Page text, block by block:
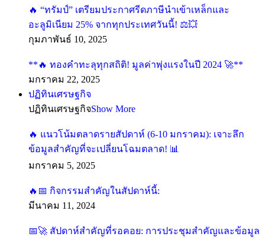
🔥 “ทรัมป์” เตรียมประกาศรีดภาษีนำเข้าเหล็กและ
อะลูมิเนียม 25% จากทุกประเทศวันนี้! ⚖️💥
กุมภาพันธ์ 10, 2025
**🔥 ทองคำทะลุทุกสถิติ! มูลค่าพุ่งแรงในปี 2024 🚀**
มกราคม 22, 2025
ปฏิทินเศรษฐกิจ
ปฏิทินเศรษฐกิจShow More
🔥 แนวโน้มตลาดรายสัปดาห์ (6-10 มกราคม): เจาะลึก
ข้อมูลสำคัญที่จะเปลี่ยนโฉมตลาด! 📊
มกราคม 5, 2025
🔥📅 กิจกรรมสำคัญในสัปดาห์นี้:
มีนาคม 11, 2024
📅🚀 สัปดาห์สำคัญที่รอคอย: การประชุมสำคัญและข้อมูล